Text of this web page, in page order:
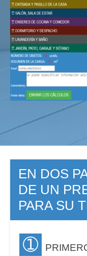
EN DOS
DE UN
PARA SU
➀